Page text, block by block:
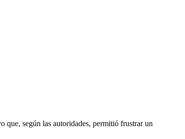
que, según las autoridades, permitió frustrar un